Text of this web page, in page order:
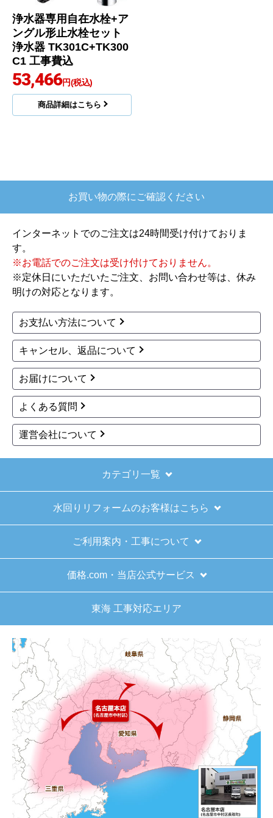
浄水器専用自在水栓+ア
ングル形止水栓セット
浄水器 TK301C+TK300
C1 工事費込
53,466円(税込)
商品詳細はこちら
お買い物の際にご確認ください
インターネットでのご注文は24時間受け付けておりま
す。
※お電話でのご注文は受け付けておりません。
※定休日にいただいたご注文、お問い合わせ等は、休み
明けの対応となります。
お支払い方法について
キャンセル、返品について
お届けについて
よくある質問
運営会社について
カテゴリ一覧
水回りリフォームのお客様はこちら
ご利用案内・工事について
価格.com・当店公式サービス
東海 工事対応エリア